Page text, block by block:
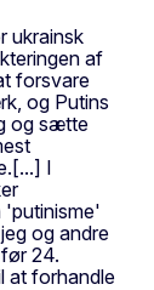
ukrainsk
af
forsvare
og Putins
og sætte
I
'putinisme'
og andre
24.
at forhandle